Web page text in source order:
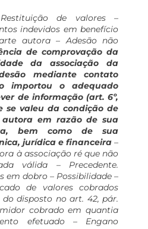
de valores –
indevidos em benefício
autora – Adesão não
de comprovação da
da associação da
mediante contato
importou o adequado
de informação (art. 6º,
se valeu da condição de
em razão de sua
bem como de sua
jurídica e financeira –
à associação ré que não
válida – Precedente.
em dobro – Possibilidade –
de valores cobrados
disposto no art. 42, pár.
cobrado em quantia
efetuado – Engano